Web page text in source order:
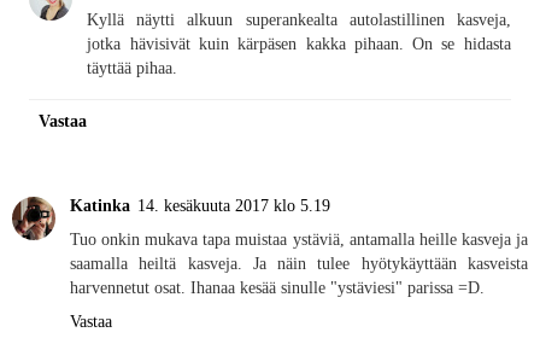
Kyllä näytti alkuun superankealta autolastillinen kasveja,
jotka hävisivät kuin kärpäsen kakka pihaan. On se hidasta
täyttää pihaa.
Vastaa
Katinka 14. kesäkuuta 2017 klo 5.19
Tuo onkin mukava tapa muistaa ystäviä, antamalla heille kasveja ja
saamalla heiltä kasveja. Ja näin tulee hyötykäyttään kasveista
harvennetut osat. Ihanaa kesää sinulle "ystäviesi" parissa =D.
Vastaa